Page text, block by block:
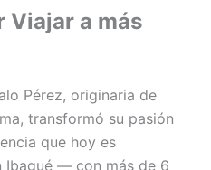
Viajar a más
Pérez, originaria de
transformó su pasión
que hoy es
Ibagué — con más de 6